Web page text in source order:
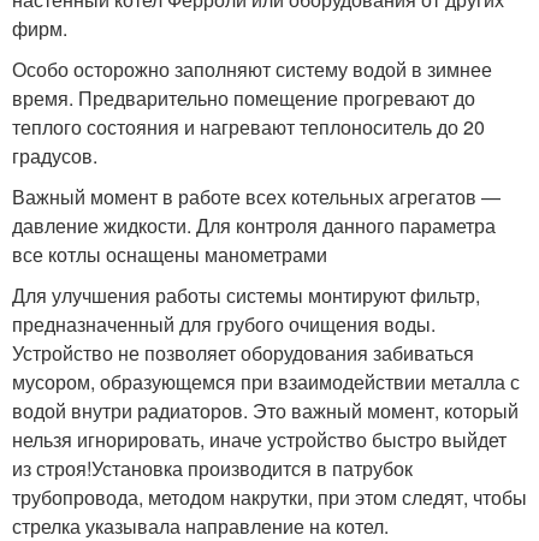
фирм.
Особо осторожно заполняют систему водой в зимнее
время. Предварительно помещение прогревают до
теплого состояния и нагревают теплоноситель до 20
градусов.
Важный момент в работе всех котельных агрегатов —
давление жидкости. Для контроля данного параметра
все котлы оснащены манометрами
Для улучшения работы системы монтируют фильтр,
предназначенный для грубого очищения воды.
Устройство не позволяет оборудования забиваться
мусором, образующемся при взаимодействии металла с
водой внутри радиаторов. Это важный момент, который
нельзя игнорировать, иначе устройство быстро выйдет
из строя!Установка производится в патрубок
трубопровода, методом накрутки, при этом следят, чтобы
стрелка указывала направление на котел.